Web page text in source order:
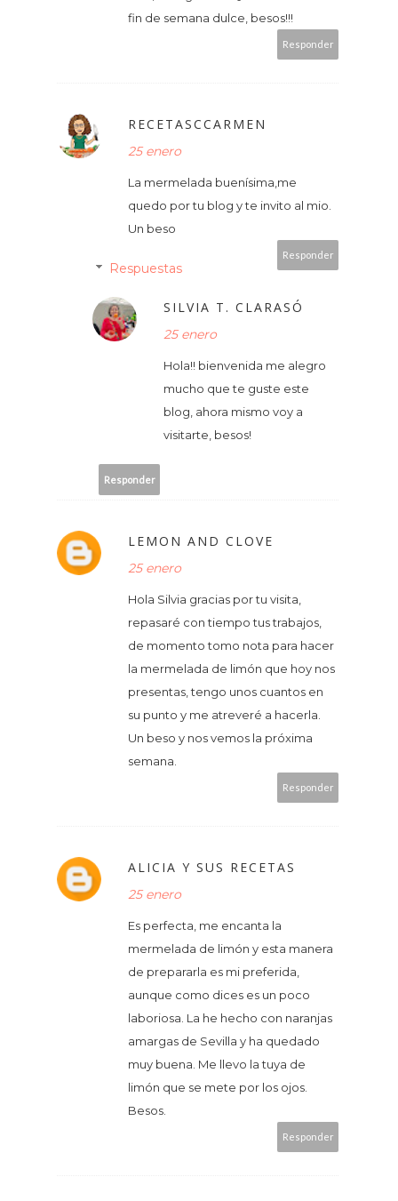
fin de semana dulce, besos!!!
Responder
RECETASCCARMEN
25 enero
La mermelada buenísima,me
quedo por tu blog y te invito al mio.
Un beso
Responder
Respuestas
SILVIA T. CLARASÓ
25 enero
Hola!! bienvenida me alegro
mucho que te guste este
blog, ahora mismo voy a
visitarte, besos!
Responder
LEMON AND CLOVE
25 enero
Hola Silvia gracias por tu visita,
repasaré con tiempo tus trabajos,
de momento tomo nota para hacer
la mermelada de limón que hoy nos
presentas, tengo unos cuantos en
su punto y me atreveré a hacerla.
Un beso y nos vemos la próxima
semana.
Responder
ALICIA Y SUS RECETAS
25 enero
Es perfecta, me encanta la
mermelada de limón y esta manera
de prepararla es mi preferida,
aunque como dices es un poco
laboriosa. La he hecho con naranjas
amargas de Sevilla y ha quedado
muy buena. Me llevo la tuya de
limón que se mete por los ojos.
Besos.
Responder